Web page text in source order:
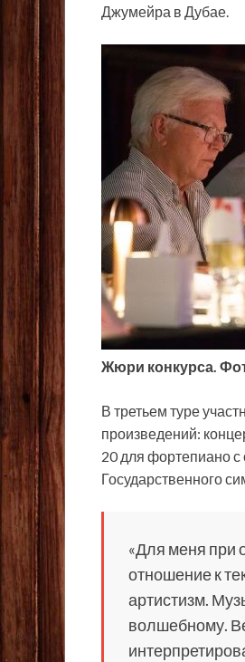
Джумейра в Дубае.
Жюри конкурса.
В третьем туре
произведений:
20 для фортепиано
Государственного
«Для меня при
отношение к
артистизм.
волшебному.